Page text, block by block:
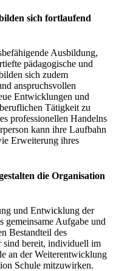
sich fortlaufend
Ausbildung,
pädagogische und
sich zudem
anspruchsvollen
Entwicklungen und
Tätigkeit zu
professionellen Handelns
kann ihre Laufbahn
Erweiterung ihres
die Organisation
und Entwicklung der
gemeinsame Aufgabe und
Bestandteil des
sind bereit, individuell im
an der Weiterentwicklung
Schule mitzuwirken.